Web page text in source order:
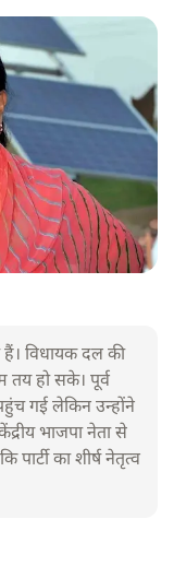
हैं। विधायक दल की
तय हो सके। पूर्व
गई लेकिन उन्होंने
भाजपा नेता से
का शीर्ष नेतृत्व